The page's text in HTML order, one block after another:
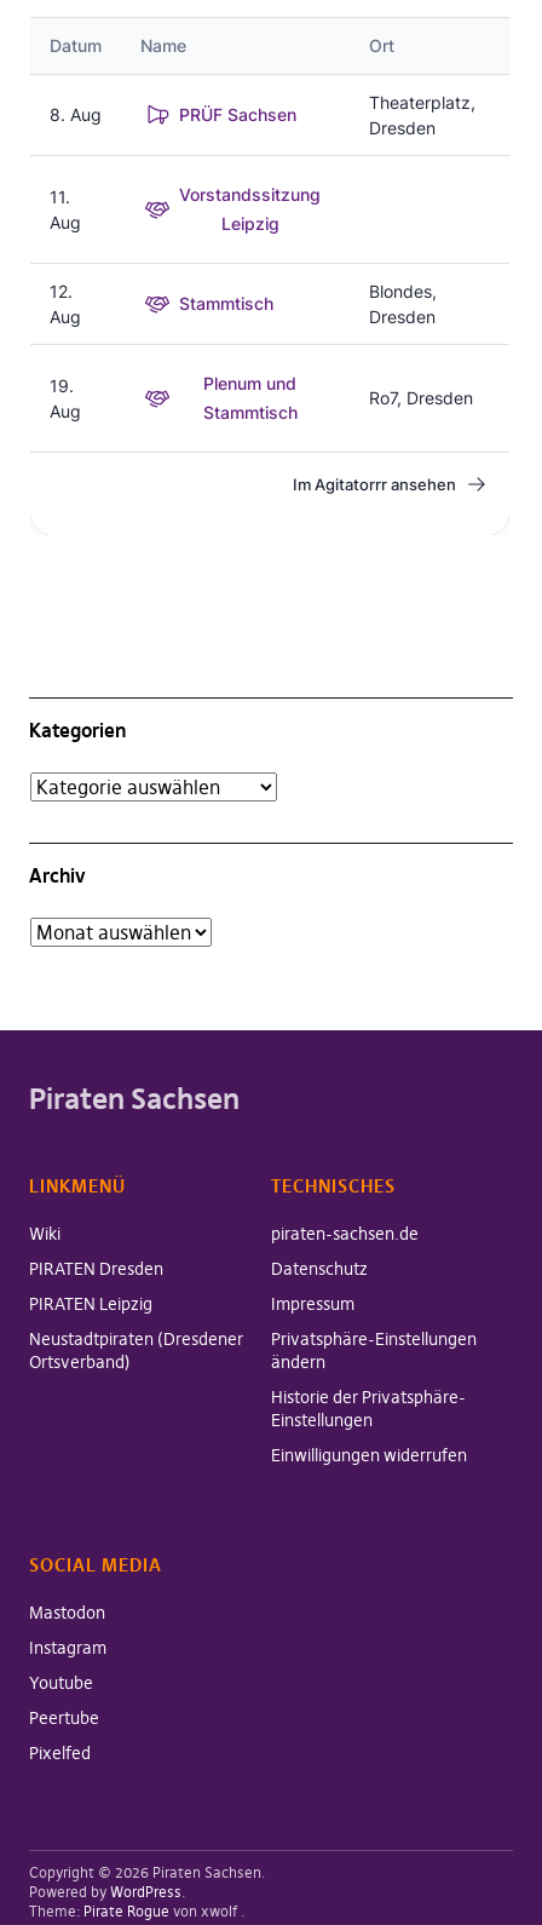
Kategorien
Archiv
Piraten Sachsen
LINKMENÜ
Wiki
PIRATEN Dresden
PIRATEN Leipzig
Neustadtpiraten (Dresdener
Ortsverband)
TECHNISCHES
piraten-sachsen.de
Datenschutz
Impressum
Privatsphäre-Einstellungen
ändern
Historie der Privatsphäre-
Einstellungen
Einwilligungen widerrufen
SOCIAL MEDIA
Mastodon
Instagram
Youtube
Peertube
Pixelfed
Copyright © 2026 Piraten Sachsen
Powered by WordPress
Theme: Pirate Rogue von xwolf